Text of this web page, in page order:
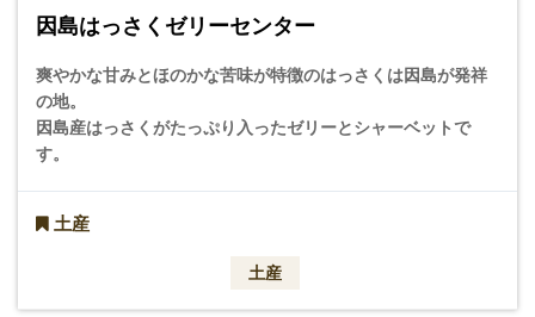
因島はっさくゼリーセンター
爽やかな甘みとほのかな苦味が特徴のはっさくは因島が発祥
の地。
因島産はっさくがたっぷり入ったゼリーとシャーベットで
す。
土産
土産